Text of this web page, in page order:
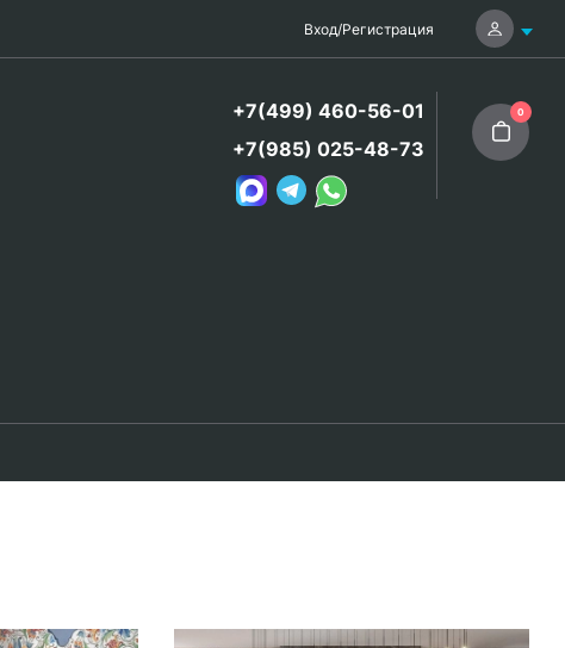
Вход/Регистрация
+7(499) 460-56-01
+7(985) 025-48-73
0